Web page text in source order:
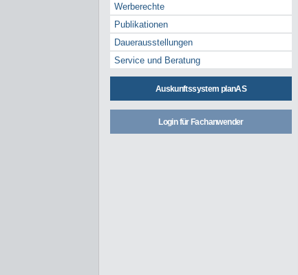
Werberechte
Publikationen
Dauerausstellungen
Service und Beratung
Auskunftssystem planAS
Login für Fachanwender